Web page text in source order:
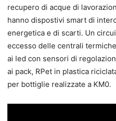
recupero di acque di
hanno dispostivi smart di
energetica e di scarti. Un
eccesso delle centrali
ai led con sensori di
ai pack, RPet in plastica
per bottiglie realizzate a KM0.